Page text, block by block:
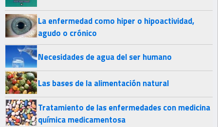
La enfermedad como hiper o hipoactividad,
agudo o crónico
Necesidades de agua del ser humano
Las bases de la alimentación natural
Tratamiento de las enfermedades con medicina
química medicamentosa